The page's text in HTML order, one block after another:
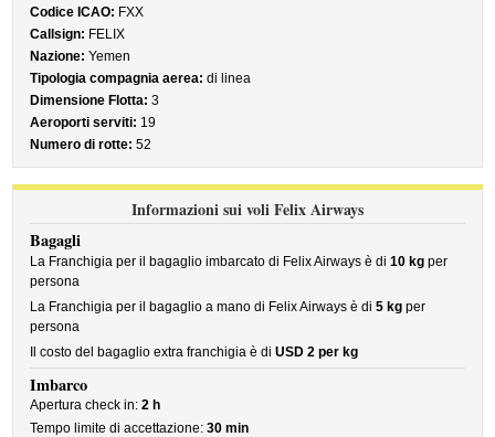
Codice ICAO: FXX
Callsign: FELIX
Nazione: Yemen
Tipologia compagnia aerea: di linea
Dimensione Flotta: 3
Aeroporti serviti: 19
Numero di rotte: 52
Informazioni sui voli Felix Airways
Bagagli
La Franchigia per il bagaglio imbarcato di Felix Airways è di10 kg per
persona
La Franchigia per il bagaglio a mano di Felix Airways è di5 kg per
persona
Il costo del bagaglio extra franchigia è diUSD 2 per kg
Imbarco
Apertura check in:2 h
Tempo limite di accettazione:30 min